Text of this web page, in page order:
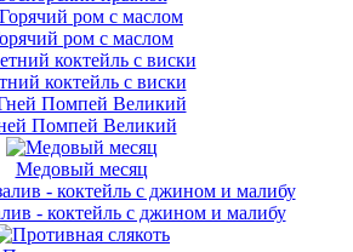
ром с маслом
коктейль с виски
Помпей Великий
Медовый месяц
- коктейль с джином и малибу